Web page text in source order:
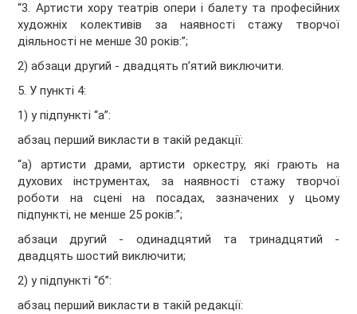
“3. Артисти хору театрів опери і балету та професійних
художніх колективів за наявності стажу творчої
діяльності не менше 30 років:”;
2) абзаци другий - двадцять п’ятий виключити.
5. У пункті 4:
1) у підпункті “а”:
абзац перший викласти в такій редакції:
“а) артисти драми, артисти оркестру, які грають на
духових інструментах, за наявності стажу творчої
роботи на сцені на посадах, зазначених у цьому
підпункті, не менше 25 років:”;
абзаци другий - одинадцятий та тринадцятий -
двадцять шостий виключити;
2) у підпункті “б”:
абзац перший викласти в такій редакції: